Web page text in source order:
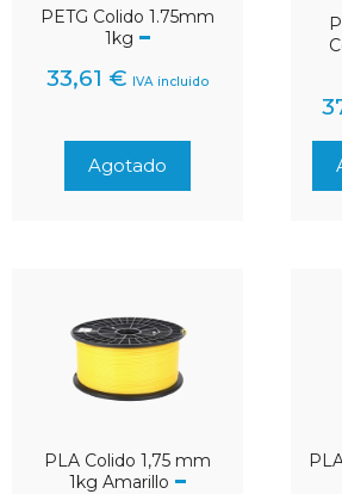
PETG Colido 1.75mm
1kg
33,61 € IVA incluido
Agotado
PLA Colido 1,75 mm
1kg Amarillo